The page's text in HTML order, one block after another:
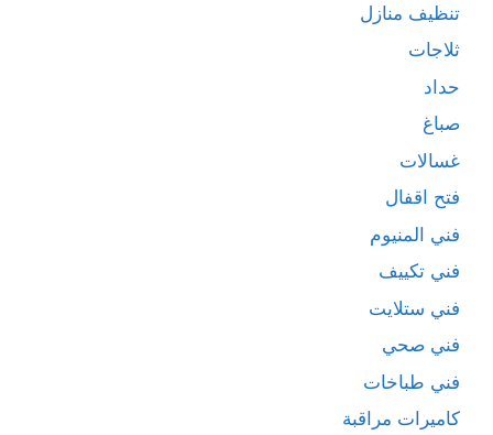
تنظيف منازل
ثلاجات
حداد
صباغ
غسالات
فتح اقفال
فني المنيوم
فني تكييف
فني ستلايت
فني صحي
فني طباخات
كاميرات مراقبة